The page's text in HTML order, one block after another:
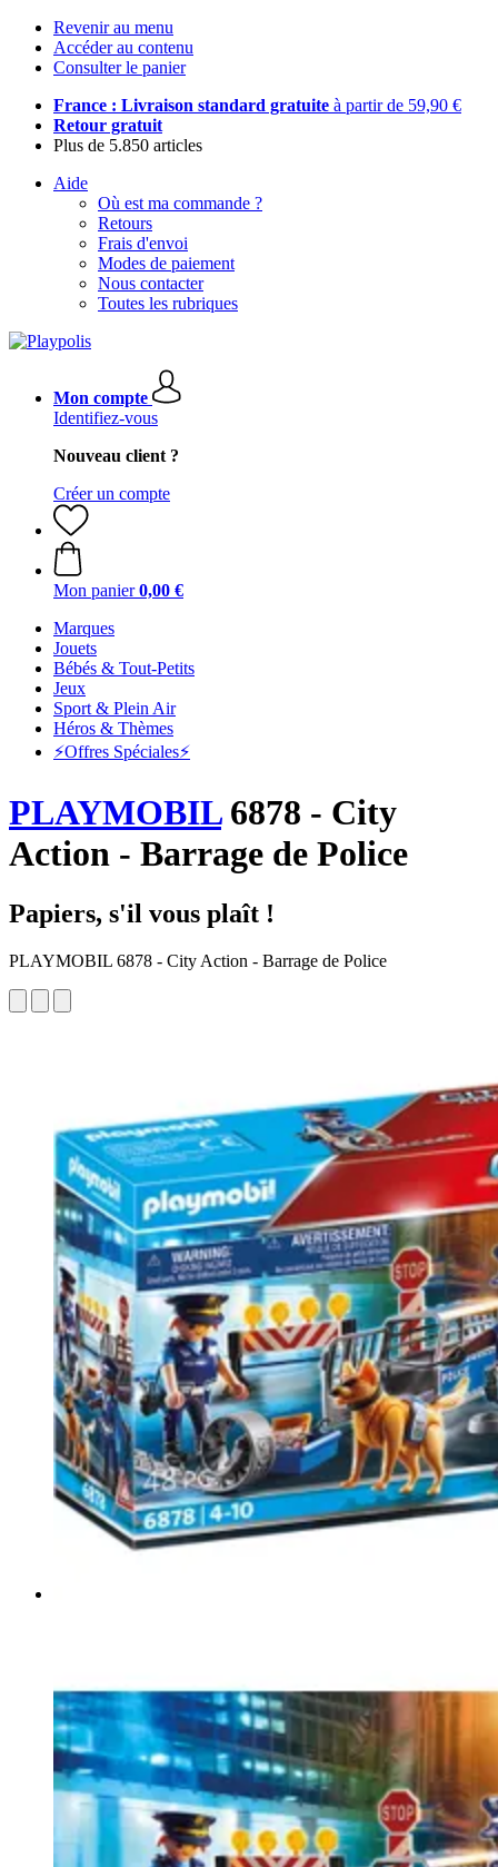
Revenir au menu
Accéder au contenu
Consulter le panier
France : Livraison standard gratuite à partir de 59,90 €
Retour gratuit
Plus de 5.850 articles
Aide
Où est ma commande ?
Retours
Frais d'envoi
Modes de paiement
Nous contacter
Toutes les rubriques
Mon compte
Identifiez-vous
Nouveau client ?
Créer un compte
Mon panier 0,00 €
Marques
Jouets
Bébés & Tout-Petits
Jeux
Sport & Plein Air
Héros & Thèmes
⚡️Offres Spéciales⚡️
PLAYMOBIL6878 - City
Action - Barrage de Police
Papiers, s'il vous plaît !
PLAYMOBIL 6878 - City Action - Barrage de Police